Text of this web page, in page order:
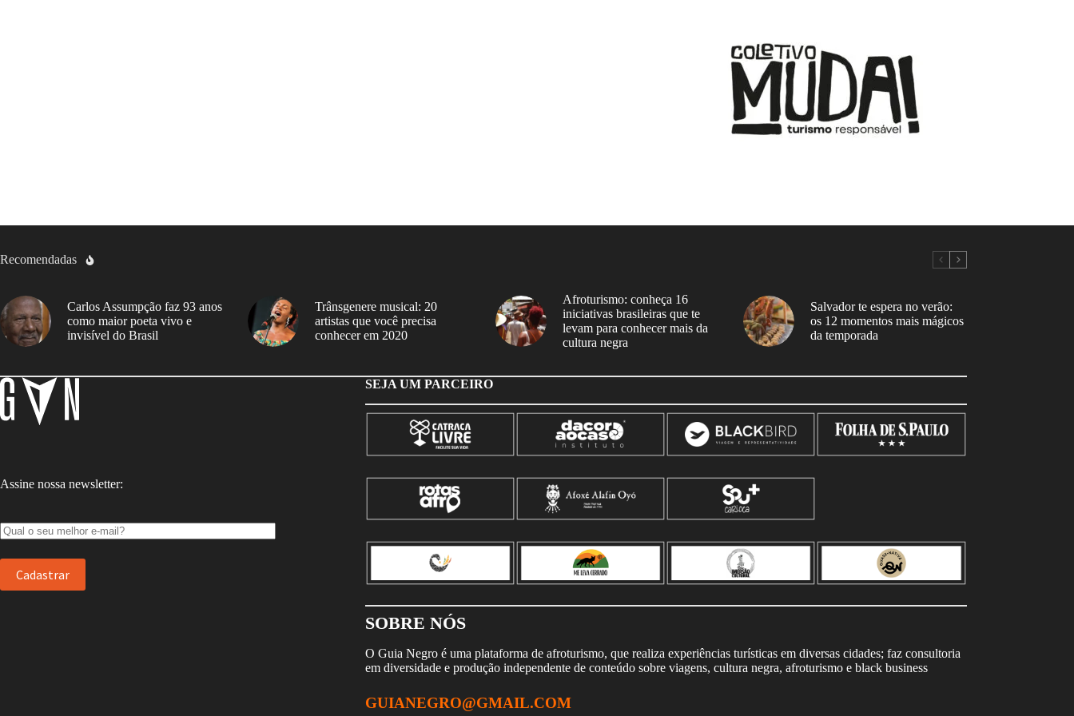
Recomendadas
Carlos Assumpção faz 93 anos
como maior poeta vivo e
invisível do Brasil
Trânsgenere musical: 20
artistas que você precisa
conhecer em 2020
Afroturismo: conheça 16
iniciativas brasileiras que te
levam para conhecer mais da
cultura negra
Salvador te espera no verão:
os 12 momentos mais mágicos
da temporada
Assine nossa newsletter:
SEJA UM PARCEIRO
SOBRE NÓS
O Guia Negro é uma plataforma de afroturismo, que realiza experiências turísticas em diversas cidades; faz consultoria
em diversidade e produção independente de conteúdo sobre viagens, cultura negra, afroturismo e black business
GUIANEGRO@GMAIL.COM